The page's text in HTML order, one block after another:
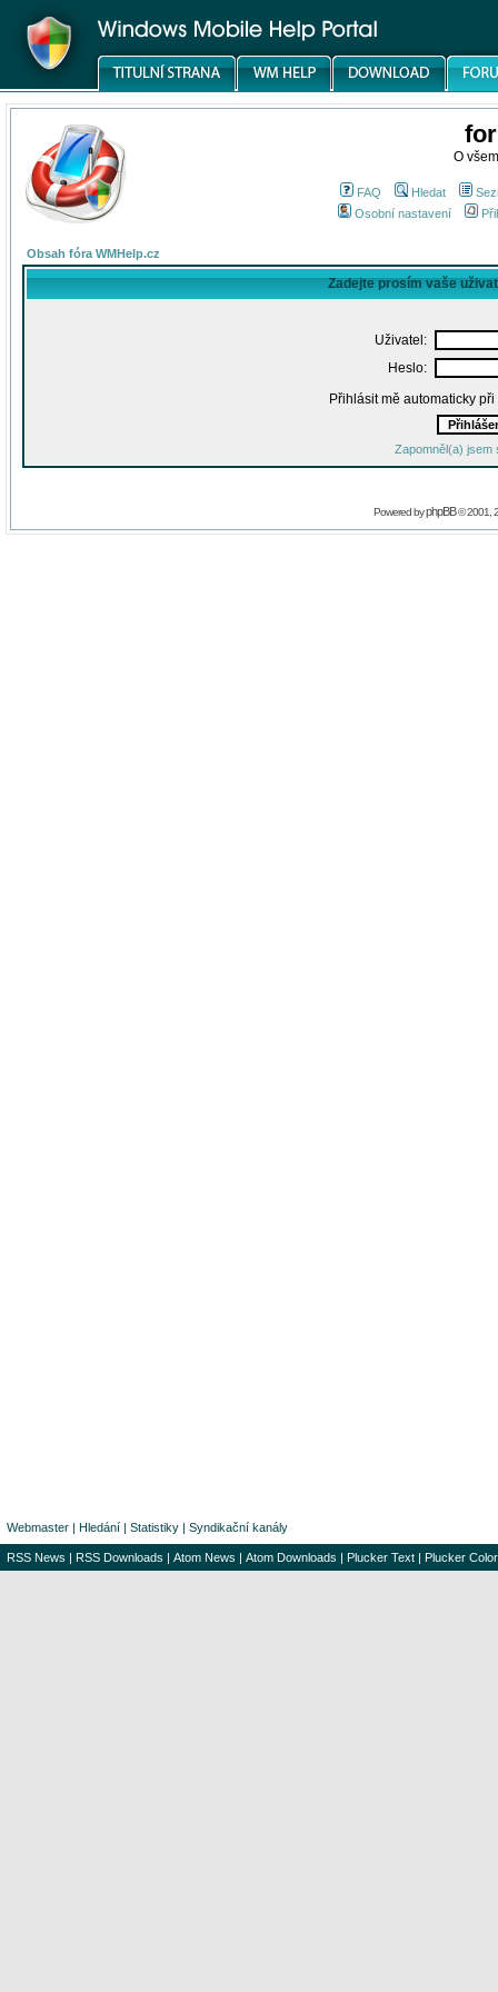
O
FAQ Hledat
Osobní nastavení
Obsah fóra WMHelp.cz
Zadejte prosím vaše
Uživatel:
Heslo:
Přihlásit mě automaticky
Zapomněl(a) jsem
Powered byphpBB© 2001,
Webmaster | Hledání | Statistiky | Syndikační kanály
RSS News | RSS Downloads | Atom News | Atom Downloads | Plucker Text | Plucker Color